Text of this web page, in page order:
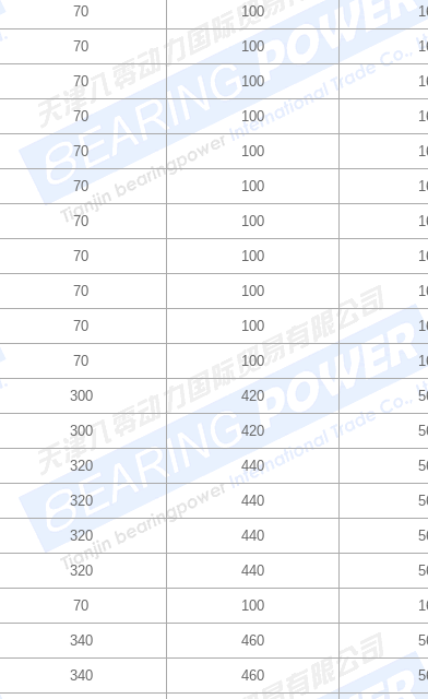
70 100
70 100
70 100
70 100
70 100
70 100
70 100
70 100
70 100
70 100
70 100
300 420
300 420
320 440
320 440
320 440
320 440
70 100
340 460
340 460